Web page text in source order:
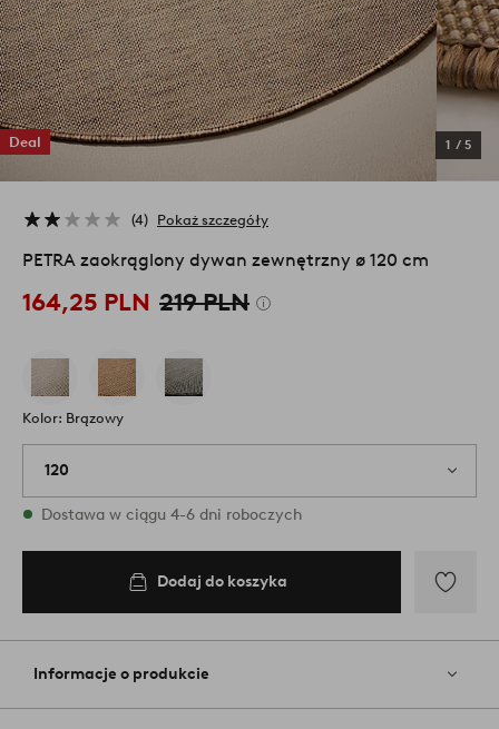
Deal 1 / 5
4 Pokaż szczegóły
PETRA zaokrąglony dywan zewnętrzny ø 120 cm
164,25 PLN 219 PLN
Kolor: Brązowy
120
W magazynie
Dostawa w ciągu 4-6 dni roboczych
Dodaj do koszyka
do
Informacje o produkcie